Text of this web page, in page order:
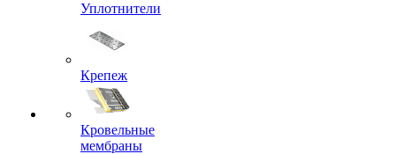
Уплотнители
Крепеж
Кровельные
мембраны